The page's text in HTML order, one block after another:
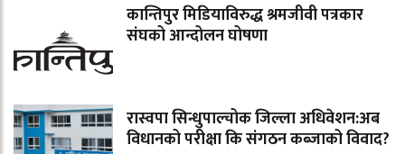
कान्तिपुर मिडियाविरुद्ध श्रमजीवी पत्रकार
संघको आन्दोलन घोषणा
रास्वपा सिन्धुपाल्चोक जिल्ला अधिवेशन:अब
विधानको परीक्षा कि संगठन कब्जाको विवाद?